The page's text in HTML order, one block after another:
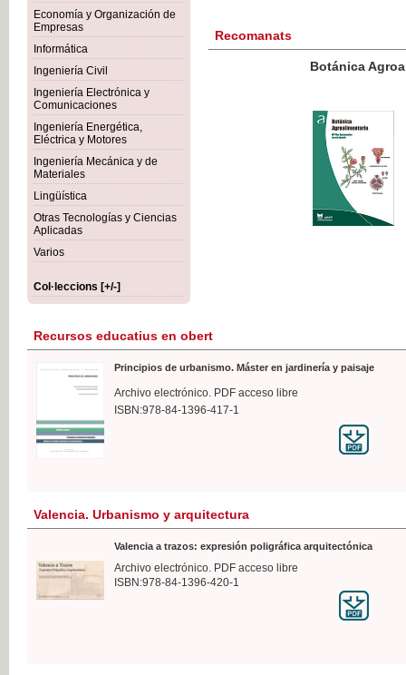
Economía y Organización de
Empresas
Informática
Ingeniería Civil
Ingeniería Electrónica y
Comunicaciones
Ingeniería Energética,
Eléctrica y Motores
Ingeniería Mecánica y de
Materiales
Lingüística
Otras Tecnologías y Ciencias
Aplicadas
Varios
Col·leccions [+/-]
Recomanats
Botánica Agroalimentaria
IVA
Recursos educatius en obert
Principios de urbanismo. Máster en jardinería y paisaje
Archivo electrónico. PDF acceso libre
ISBN:978-84-1396-417-1
Valencia. Urbanismo y arquitectura
Valencia a trazos: expresión poligráfica arquitectónica
Archivo electrónico. PDF acceso libre
ISBN:978-84-1396-420-1